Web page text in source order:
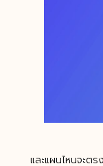
และแผนไหนจะต